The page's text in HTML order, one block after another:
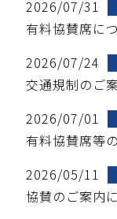
2026/07/31
有料協賛席に
2026/07/24
交通規制のご
2026/07/01
有料協賛席等
2026/05/11
協賛のご案内